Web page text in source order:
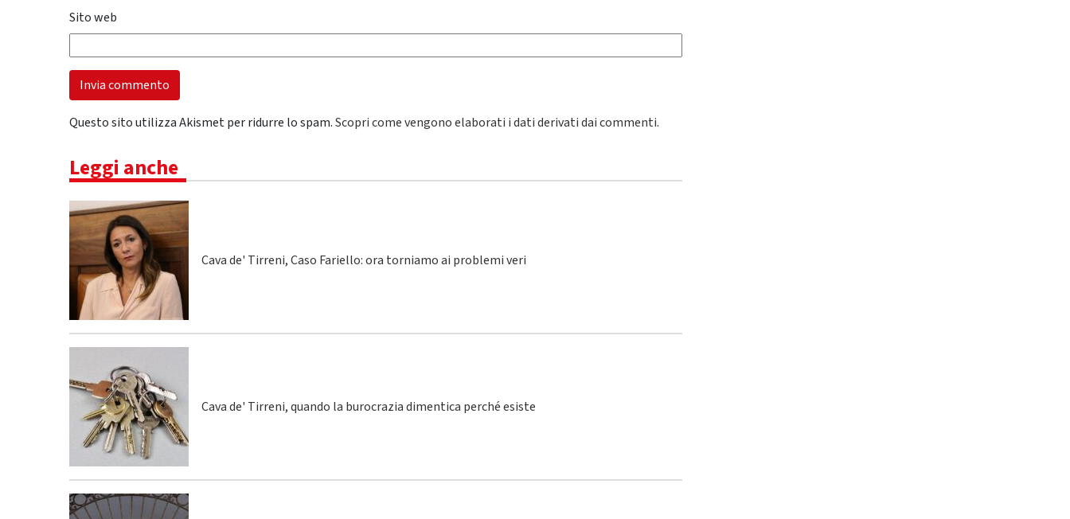
Sito web
Questo sito utilizza Akismet per ridurre lo spam.Scopri come vengono elaborati i dati derivati dai commenti.
Leggi anche
Cava de' Tirreni, Caso Fariello: ora torniamo ai problemi veri
Cava de' Tirreni, quando la burocrazia dimentica perché esiste